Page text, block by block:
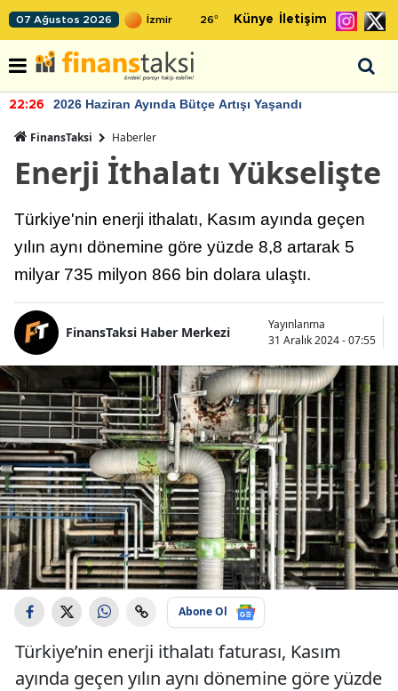
07 Ağustos 2026 26° Künye İletişim
22:26 2026 Haziran Ayında Bütçe Artışı Yaşandı
FinansTaksi Haberler
Enerji İthalatı Yükselişte
Türkiye'nin enerji ithalatı, Kasım ayında geçen
yılın aynı dönemine göre yüzde 8,8 artarak 5
milyar 735 milyon 866 bin dolara ulaştı.
FinansTaksi Haber Merkezi
Yayınlanma
31 Aralık 2024 - 07:55
Abone Ol
Türkiye’nin enerji ithalatı faturası, Kasım
ayında geçen yılın aynı dönemine göre yüzde